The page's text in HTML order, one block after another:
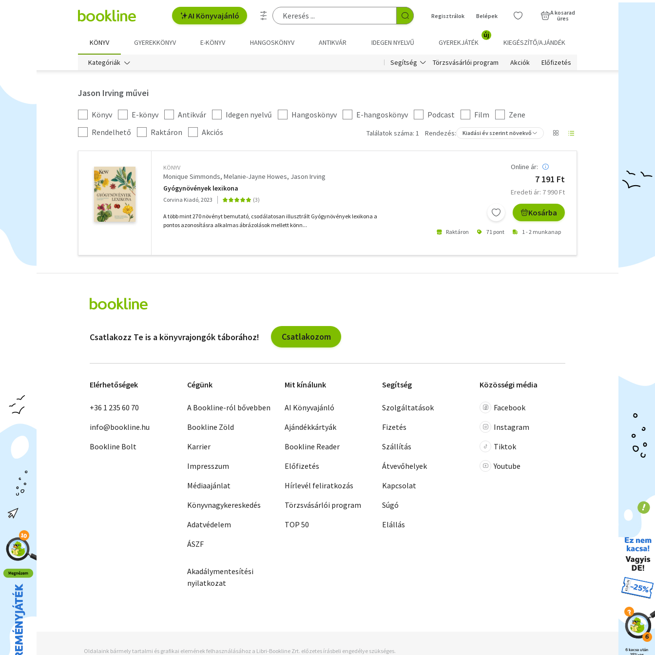
AI Könyvajánló Regisztrálok Belépek
A kosarad
üres
KÖNYV GYEREKKÖNYV E-KÖNYV HANGOSKÖNYV ANTIKVÁR IDEGEN NYELVŰ GYEREKJÁTÉK
új
KIEGÉSZÍTŐ/AJÁNDÉK
Kategóriák Segítség Törzsvásárlói program Akciók Előfizetés
Jason Irving művei
Kategória
szűrés
Könyv E-könyv Antikvár Idegen nyelvű Hangoskönyv E-hangoskönyv Podcast Film
Zene
További
szűrők
Rendelhető Raktáron Akciós Találatok száma: 1 Rendezés: Kiadási év szerint növekvő
KÖNYV
Monique Simmonds Melanie-Jayne Howes Jason Irving
Gyógynövények lexikona
Corvina Kiadó, 2023
A több mint 270 növényt bemutató, csodálatosan illusztrált Gyógynövények lexikona a
pontos azonosításra alkalmas ábrázolások mellett könn...
Online ár:
7 191 Ft
Eredeti ár: 7 990 Ft
Kosárba
Raktáron 71 pont 1 - 2 munkanap
szűrők
Csatlakozz Te is a könyvrajongók táborához! Csatlakozom
Elérhetőségek
+36 1 235 60 70
info@bookline.hu
Bookline Bolt
Cégünk
A Bookline-ról bővebben
Bookline Zöld
Karrier
Impresszum
Médiaajánlat
Könyvnagykereskedés
Adatvédelem
ÁSZF
Akadálymentesítési
nyilatkozat
Mit kínálunk
AI Könyvajánló
Ajándékkártyák
Bookline Reader
Előfizetés
Hírlevél feliratkozás
Törzsvásárlói program
TOP 50
Segítség
Szolgáltatások
Fizetés
Szállítás
Átvevőhelyek
Kapcsolat
Súgó
Elállás
Közösségi média
Facebook
Instagram
Tiktok
Youtube
Oldalaink bármely tartalmi és grafikai elemének felhasználásához a Libri-Bookline Zrt. előzetes írásbeli engedélye szükséges.